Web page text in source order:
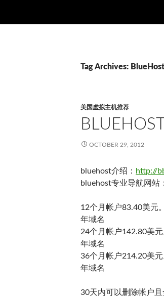
Tag Archives:
美国虚拟主机推荐
OCTOBER 29, 2012
bluehost介绍： http://
bluehost专业导航网站：
12个月帐户83.40美元
年域名
24个月帐户142.80美
年域名
36个月帐户214.20美
年域名
30天内可以删除帐户